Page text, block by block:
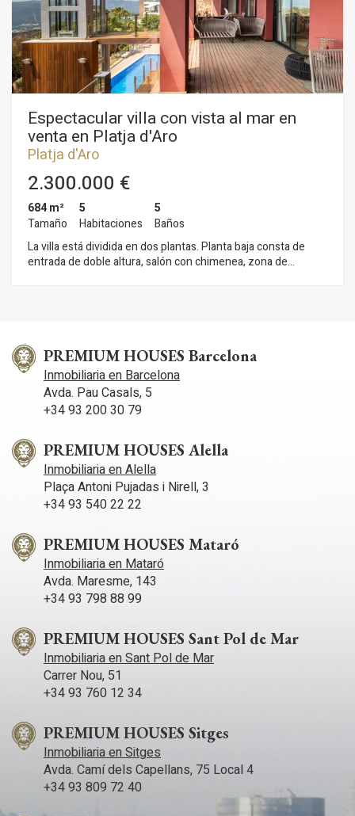
Espectacular villa con vista al mar en
venta en Platja d'Aro
Platja d'Aro
2.300.000 €
684 m²
Tamaño
5
Habitaciones
5
Baños
La villa está dividida en dos plantas. Planta baja consta de
entrada de doble altura, salón con chimenea, zona de
entrada independiente que consta de salón con cocina
equipada, baño y 2 dormitorios. Además cuenta con garaje
para dos coches, jardín con riego automático, ascensor,
sauna, 2 piscinas, jacuzzi y baño turco. La propiedad tiene
licencia turística, placas solares, suelo radiante y piscina
PREMIUM HOUSES Barcelona
Inmobiliaria en Barcelona
Avda. Pau Casals, 5
+34 93 200 30 79
PREMIUM HOUSES Alella
Inmobiliaria en Alella
Plaça Antoni Pujadas i Nirell, 3
+34 93 540 22 22
PREMIUM HOUSES Mataró
Inmobiliaria en Mataró
Avda. Maresme, 143
+34 93 798 88 99
PREMIUM HOUSES Sant Pol de Mar
Inmobiliaria en Sant Pol de Mar
Carrer Nou, 51
+34 93 760 12 34
PREMIUM HOUSES Sitges
Inmobiliaria en Sitges
Avda. Camí­ dels Capellans, 75 Local 4
+34 93 809 72 40